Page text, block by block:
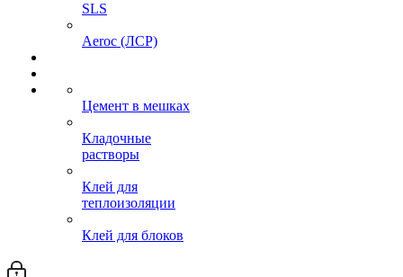
SLS
Aeroc (ЛСР)
Цемент в мешках
Кладочные
растворы
Клей для
теплоизоляции
Клей для блоков